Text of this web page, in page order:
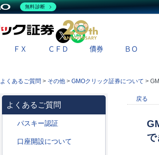
X
ＦＸ ＣＦＤ 債券 ＢＯ
よくあるご質問 > その他 > GMOクリック証券について >
よくあるご質問
パスキー認証
口座開設について
戻る
で
無料診断